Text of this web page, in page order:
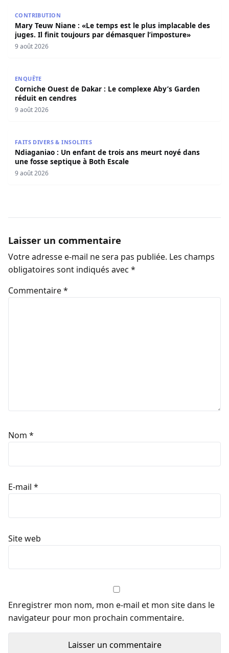
CONTRIBUTION
Mary Teuw Niane : «Le temps est le plus implacable des
juges. Il finit toujours par démasquer l’imposture»
9 août 2026
ENQUÊTE
Corniche Ouest de Dakar : Le complexe Aby’s Garden
réduit en cendres
9 août 2026
FAITS DIVERS & INSOLITES
Ndiaganiao : Un enfant de trois ans meurt noyé dans
une fosse septique à Both Escale
9 août 2026
Laisser un commentaire
Votre adresse e-mail ne sera pas publiée. Les champs
obligatoires sont indiqués avec *
Commentaire*
Nom *
E-mail *
Site web
Enregistrer mon nom, mon e-mail et mon site dans le
navigateur pour mon prochain commentaire.